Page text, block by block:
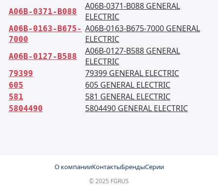
A06B-0371-B088
A06B-0371-B088 GENERAL
ELECTRIC
A06B-0163-B675-
7000
A06B-0163-B675-7000 GENERAL
ELECTRIC
A06B-0127-B588
A06B-0127-B588 GENERAL
ELECTRIC
79399 79399 GENERAL ELECTRIC
605 605 GENERAL ELECTRIC
581 581 GENERAL ELECTRIC
5804490 5804490 GENERAL ELECTRIC
О компанииКонтактыБрендыСерии
© 2025 FGRUS